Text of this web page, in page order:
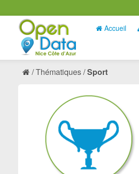
Accueil
Thématiques Sport